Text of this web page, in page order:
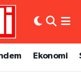
Ekonomi